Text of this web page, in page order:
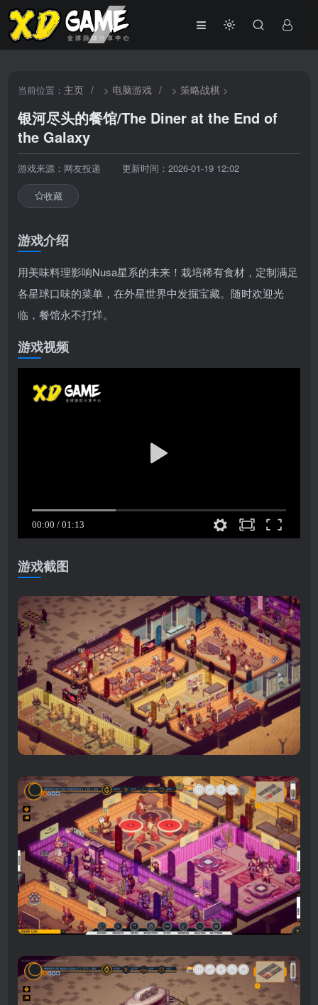
当前位置： 主页 / > 电脑游戏 / >策略战棋 >
银河尽头的餐馆/The Diner at the End of
the Galaxy
游戏来源：网友投递 更新时间：2026-01-19 12:02
收藏
游戏介绍
用美味料理影响Nusa星系的未来！栽培稀有食材，定制满足
各星球口味的菜单，在外星世界中发掘宝藏。随时欢迎光
临，餐馆永不打烊。
游戏视频
游戏截图